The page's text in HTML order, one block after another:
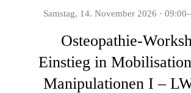
Samstag, 14. November 2026 ·
Osteopathie-
Einstieg in
Manipulationen I –